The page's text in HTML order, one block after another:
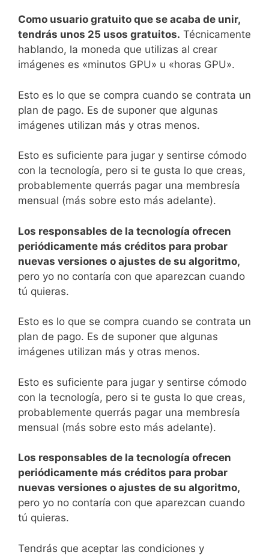
Como usuario gratuito que se acaba de unir,
tendrás unos 25 usos gratuitos. Técnicamente
hablando, la moneda que utilizas al crear
imágenes es «minutos GPU» u «horas GPU».
Esto es lo que se compra cuando se contrata un
plan de pago. Es de suponer que algunas
imágenes utilizan más y otras menos.
Esto es suficiente para jugar y sentirse cómodo
con la tecnología, pero si te gusta lo que creas,
probablemente querrás pagar una membresía
mensual (más sobre esto más adelante).
Los responsables de la tecnología ofrecen
periódicamente más créditos para probar
nuevas versiones o ajustes de su algoritmo,
pero yo no contaría con que aparezcan cuando
tú quieras.
Esto es lo que se compra cuando se contrata un
plan de pago. Es de suponer que algunas
imágenes utilizan más y otras menos.
Esto es suficiente para jugar y sentirse cómodo
con la tecnología, pero si te gusta lo que creas,
probablemente querrás pagar una membresía
mensual (más sobre esto más adelante).
Los responsables de la tecnología ofrecen
periódicamente más créditos para probar
nuevas versiones o ajustes de su algoritmo,
pero yo no contaría con que aparezcan cuando
tú quieras.
Tendrás que aceptar las condiciones y